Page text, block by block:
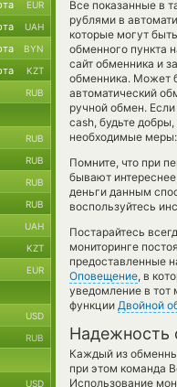
Все показанные в
рублями в
которые могут
обменного пункта
сайт обменника и
обменника. Может
автоматический
ручной обмен.
cash, будьте
необходимые
Помните, что при
бывают
деньги данным
воспользуйтесь
Постарайтесь
мониторинге
предоставленные
Оповещение, в
уведомление в тот
функции Двойной
Надежность
Каждый из
при этом команда
Использование
EUR
UAH
BYN
KZT
RUB
RUB
RUB
RUB
RUB
UAH
KZT
EUR
USD
RUB
USD